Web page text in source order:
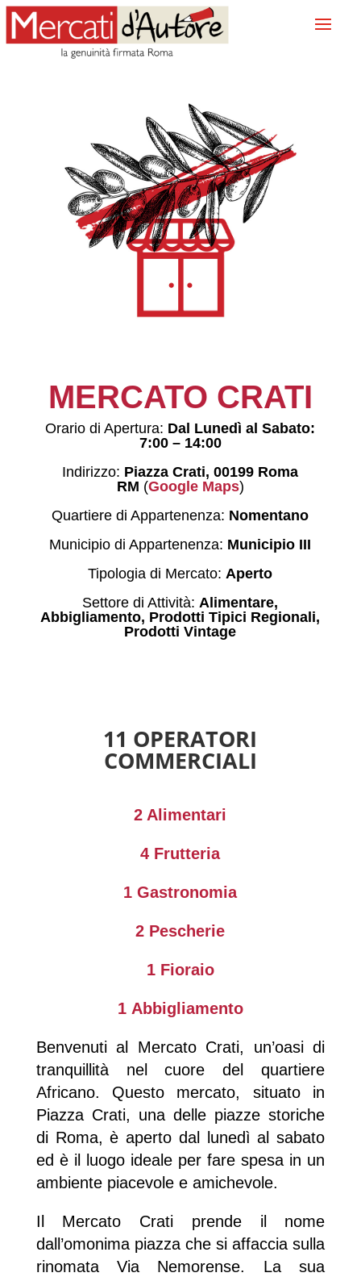
MERCATO CRATI
Orario di Apertura: Dal Lunedì al Sabato:
7:00 – 14:00
Indirizzo: Piazza Crati, 00199 Roma
RM (Google Maps)
Quartiere di Appartenenza: Nomentano
Municipio di Appartenenza: Municipio III
Tipologia di Mercato:Aperto
Settore di Attività:Alimentare,
Abbigliamento, Prodotti Tipici Regionali,
Prodotti Vintage
11 OPERATORI
COMMERCIALI
2 Alimentari
4 Frutteria
1Gastronomia
2 Pescherie
1 Fioraio
1 Abbigliamento
Benvenuti al Mercato Crati, un’oasi di
tranquillità nel cuore del quartiere
Africano. Questo mercato, situato in
Piazza Crati, una delle piazze storiche
di Roma, è aperto dal lunedì al sabato
ed è il luogo ideale per fare spesa in un
ambiente piacevole e amichevole.
Il Mercato Crati prende il nome
dall’omonima piazza che si affaccia sulla
rinomata Via Nemorense. La sua